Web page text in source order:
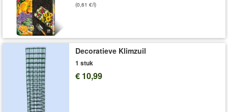
(0,61 €/l)
Decoratieve Klimzuil
1 stuk
€ 10,99